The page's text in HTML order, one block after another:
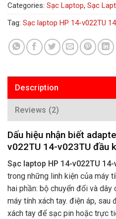
Categories: Sạc Laptop, Sạc
Tag: Sạc laptop HP 14-v022TU
Description
Reviews (2)
Dấu hiệu nhận biết
v022TU 14-v023TU đầu
Sạc laptop HP 14-v022TU
trong những linh kiện của máy
hai phần: bộ chuyển đổi và
máy tính xách tay. điện áp,
xách tay để sạc pin hoặc trực